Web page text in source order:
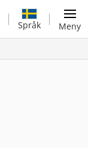
Språk Meny